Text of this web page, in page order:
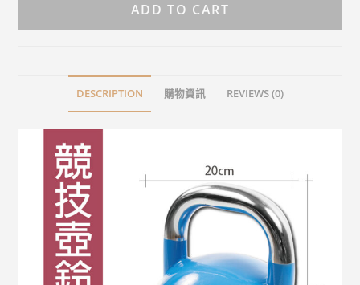
ADD TO CART
DESCRIPTION 購物資訊 REVIEWS (0)